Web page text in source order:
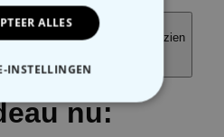
ALLES
INSTELLINGEN
fan van korting